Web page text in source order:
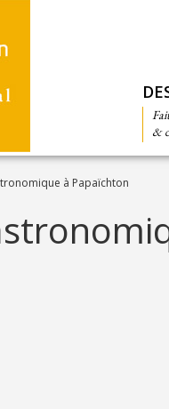
&
à Papaïchton